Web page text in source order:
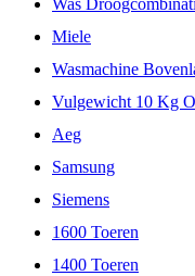
Was
Miele
Wasmachine
Vulgewicht 10 Kg
Aeg
Samsung
Siemens
1600 Toeren
1400 Toeren